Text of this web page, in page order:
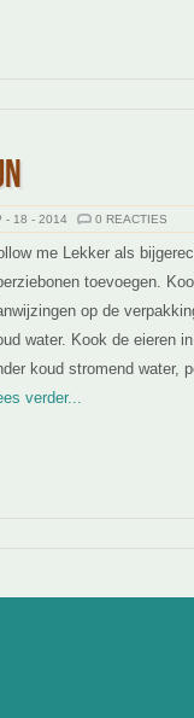
- 18 - 2014 0 REACTIES
me Lekker als
toevoegen.
op de
water. Kook de eieren
koud stromend water,
verder...